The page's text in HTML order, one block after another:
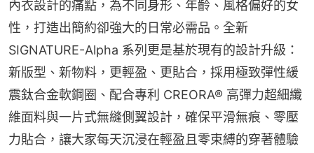
內衣設計的痛點，為不同身形、年齡、風格偏好的女
性，打造出簡約卻強大的日常必需品。全新
SIGNATURE-Alpha 系列更是基於現有的設計升級：
新版型、新物料，更輕盈、更貼合，採用極致彈性緩
震鈦合金軟鋼圈、配合專利 CREORA® 高彈力超細纖
維面料與一片式無縫側翼設計，確保平滑無痕、零壓
力貼合，讓大家每天沉浸在輕盈且零束縛的穿著體驗